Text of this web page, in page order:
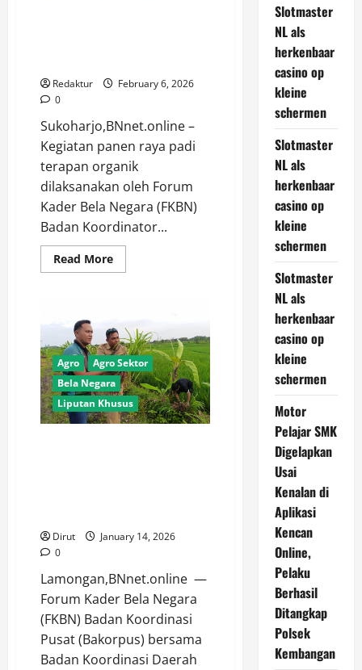
Redaktur
February 6, 2026
0
Sukoharjo,BNnet.online –
Kegiatan panen raya padi
terapan organik
dilaksanakan oleh Forum
Kader Bela Negara (FKBN)
Badan Koordinator...
Read MoreRead
more
Padi
Terapan
Organik
di
Bulakrejo
Sukoharjo,
Perkuat
Ketahanan
Pangan
Nasional.
Agro
Agro Sektor
Bela Negara
Liputan Khusus
Dirut
January 14, 2026
0
Lamongan,BNnet.online —
Forum Kader Bela Negara
(FKBN) Badan Koordinasi
Pusat (Bakorpus) bersama
Badan Koordinasi Daerah
Slotmaster
NL als
herkenbaar
casino op
kleine
schermen
Slotmaster
NL als
herkenbaar
casino op
kleine
schermen
Slotmaster
NL als
herkenbaar
casino op
kleine
schermen
Motor
Pelajar SMK
Digelapkan
Usai
Kenalan di
Aplikasi
Kencan
Online,
Pelaku
Berhasil
Ditangkap
Polsek
Kembangan